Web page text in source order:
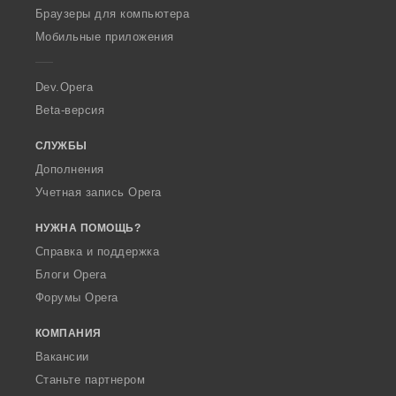
O
p
a
Браузеры для компьютера
Мобильные приложения
Dev.Opera
Beta-версия
СЛУЖБЫ
Дополнения
Учетная запись Opera
НУЖНА ПОМОЩЬ?
Справка и поддержка
Блоги Opera
Форумы Opera
КОМПАНИЯ
Вакансии
Станьте партнером